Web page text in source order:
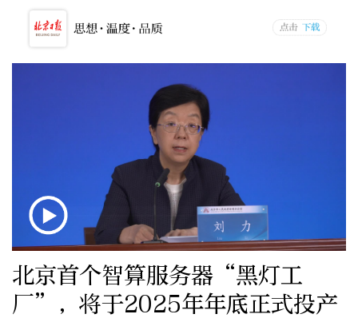
北京首个智算服务器“黑灯工
厂”，将于2025年年底正式投产